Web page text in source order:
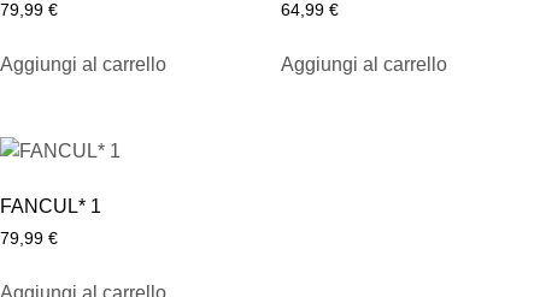
79,99 €
Aggiungi al carrello
64,99 €
Aggiungi al carrello
FANCUL* 1
79,99 €
Aggiungi al carrello